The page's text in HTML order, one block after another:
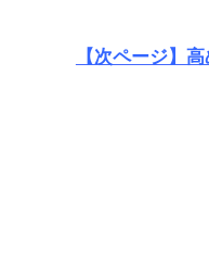
【次ページ】